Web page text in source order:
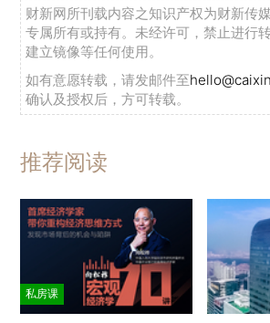
财新网所刊载内容之知识产权为财新传
专属所有或持有。未经许可，禁止进行
建立镜像等任何使用。
如有意愿转载，请发邮件至
确认及授权后，方可转载。
推荐阅读
私房课